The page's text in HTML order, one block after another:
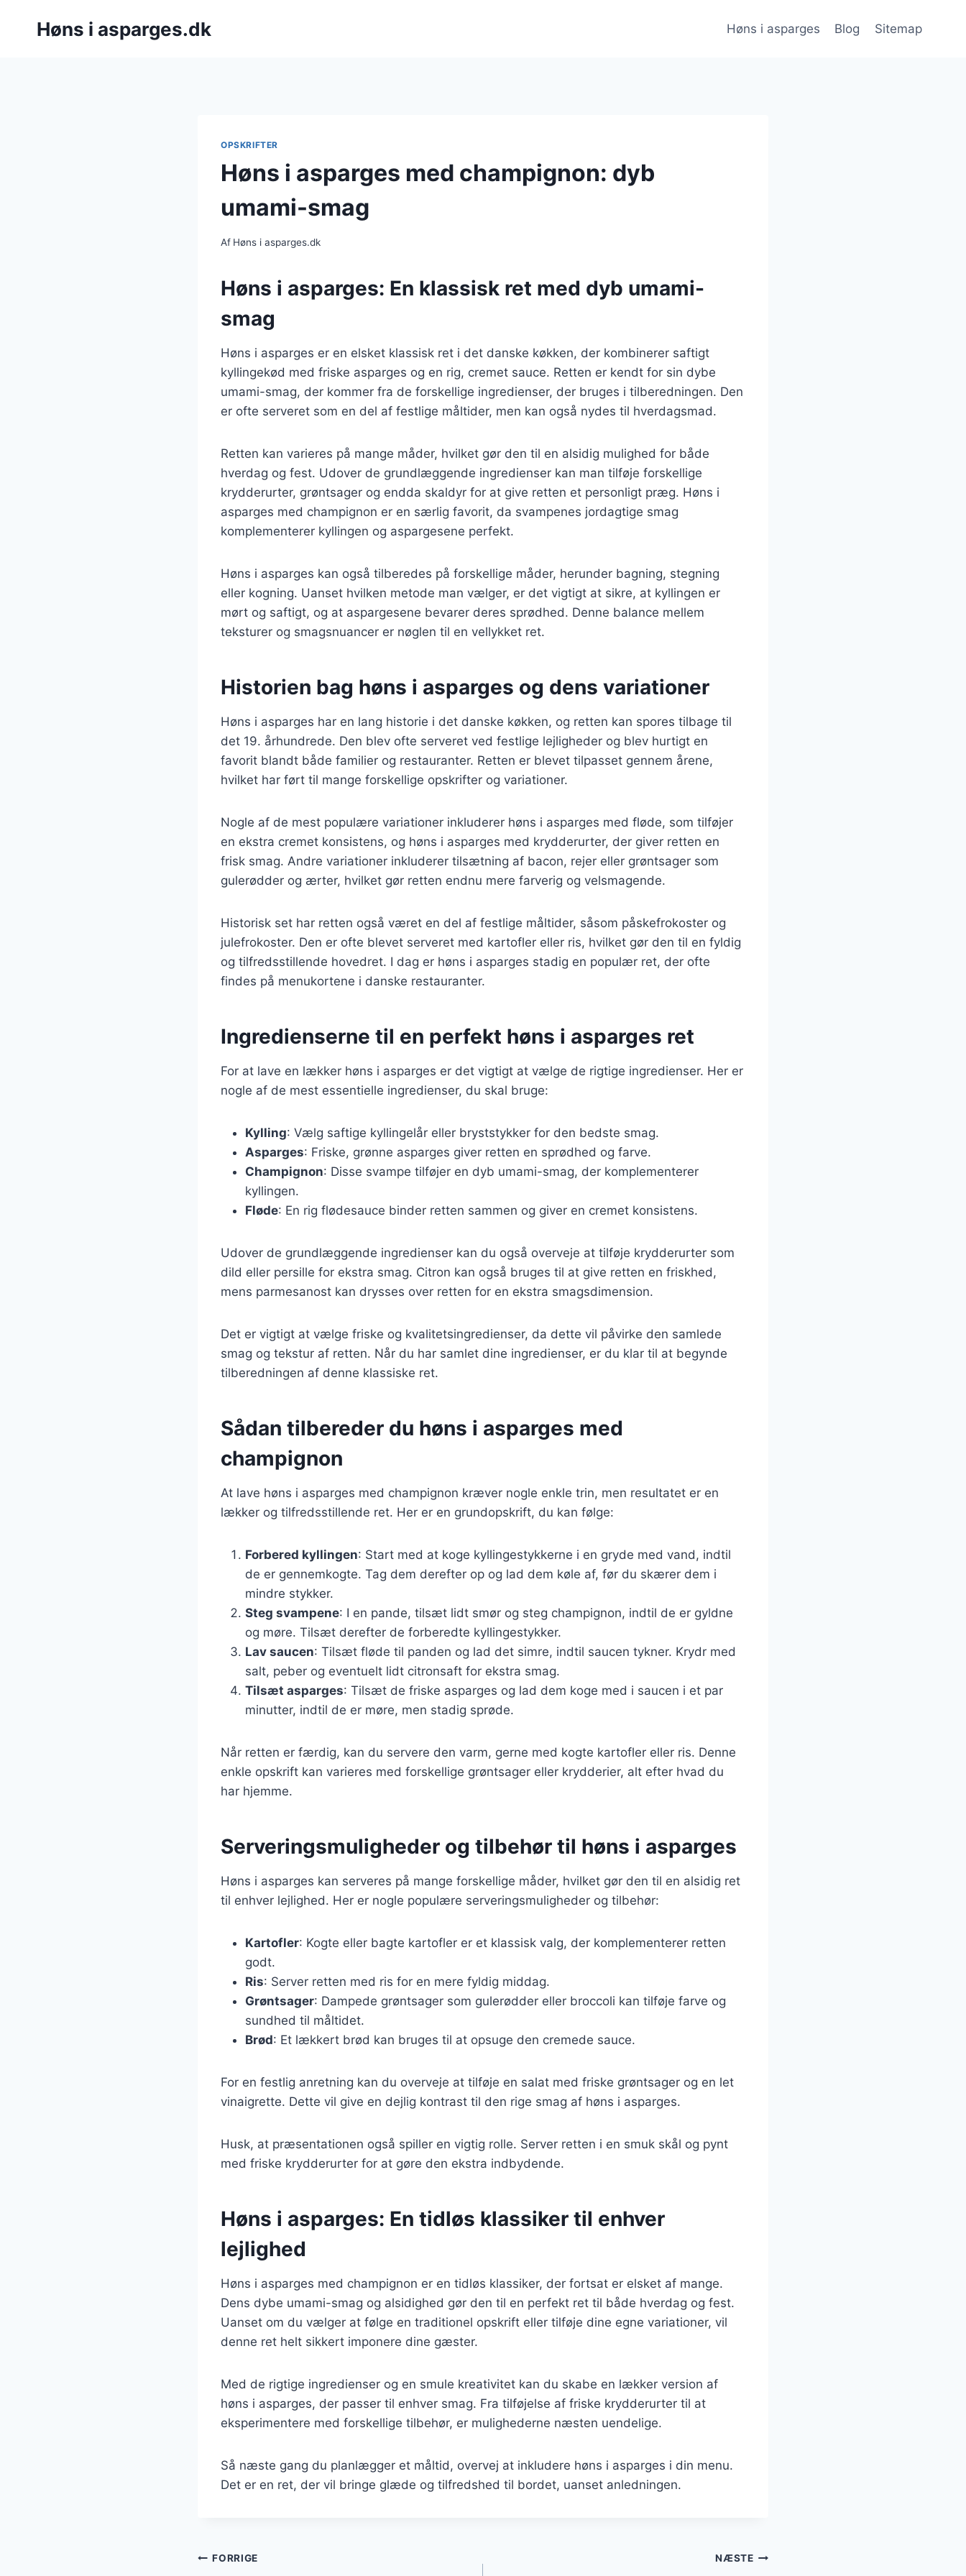
Høns i asparges.dk Høns i asparges Blog Sitemap
OPSKRIFTER
Høns i asparges med champignon: dyb
umami-smag
Af Høns i asparges.dk
Høns i asparges: En klassisk ret med dyb umami-
smag
Høns i asparges er en elsket klassisk ret i det danske køkken, der kombinerer saftigt
kyllingekød med friske asparges og en rig, cremet sauce. Retten er kendt for sin dybe
umami-smag, der kommer fra de forskellige ingredienser, der bruges i tilberedningen. Den
er ofte serveret som en del af festlige måltider, men kan også nydes til hverdagsmad.
Retten kan varieres på mange måder, hvilket gør den til en alsidig mulighed for både
hverdag og fest. Udover de grundlæggende ingredienser kan man tilføje forskellige
krydderurter, grøntsager og endda skaldyr for at give retten et personligt præg. Høns i
asparges med champignon er en særlig favorit, da svampenes jordagtige smag
komplementerer kyllingen og aspargesene perfekt.
Høns i asparges kan også tilberedes på forskellige måder, herunder bagning, stegning
eller kogning. Uanset hvilken metode man vælger, er det vigtigt at sikre, at kyllingen er
mørt og saftigt, og at aspargesene bevarer deres sprødhed. Denne balance mellem
teksturer og smagsnuancer er nøglen til en vellykket ret.
Historien bag høns i asparges og dens variationer
Høns i asparges har en lang historie i det danske køkken, og retten kan spores tilbage til
det 19. århundrede. Den blev ofte serveret ved festlige lejligheder og blev hurtigt en
favorit blandt både familier og restauranter. Retten er blevet tilpasset gennem årene,
hvilket har ført til mange forskellige opskrifter og variationer.
Nogle af de mest populære variationer inkluderer høns i asparges med fløde, som tilføjer
en ekstra cremet konsistens, og høns i asparges med krydderurter, der giver retten en
frisk smag. Andre variationer inkluderer tilsætning af bacon, rejer eller grøntsager som
gulerødder og ærter, hvilket gør retten endnu mere farverig og velsmagende.
Historisk set har retten også været en del af festlige måltider, såsom påskefrokoster og
julefrokoster. Den er ofte blevet serveret med kartofler eller ris, hvilket gør den til en fyldig
og tilfredsstillende hovedret. I dag er høns i asparges stadig en populær ret, der ofte
findes på menukortene i danske restauranter.
Ingredienserne til en perfekt høns i asparges ret
For at lave en lækker høns i asparges er det vigtigt at vælge de rigtige ingredienser. Her er
nogle af de mest essentielle ingredienser, du skal bruge:
Kylling: Vælg saftige kyllingelår eller bryststykker for den bedste smag.
Asparges: Friske, grønne asparges giver retten en sprødhed og farve.
Champignon: Disse svampe tilføjer en dyb umami-smag, der komplementerer
kyllingen.
Fløde: En rig flødesauce binder retten sammen og giver en cremet konsistens.
Udover de grundlæggende ingredienser kan du også overveje at tilføje krydderurter som
dild eller persille for ekstra smag. Citron kan også bruges til at give retten en friskhed,
mens parmesanost kan drysses over retten for en ekstra smagsdimension.
Det er vigtigt at vælge friske og kvalitetsingredienser, da dette vil påvirke den samlede
smag og tekstur af retten. Når du har samlet dine ingredienser, er du klar til at begynde
tilberedningen af denne klassiske ret.
Sådan tilbereder du høns i asparges med
champignon
At lave høns i asparges med champignon kræver nogle enkle trin, men resultatet er en
lækker og tilfredsstillende ret. Her er en grundopskrift, du kan følge:
Forbered kyllingen: Start med at koge kyllingestykkerne i en gryde med vand, indtil
de er gennemkogte. Tag dem derefter op og lad dem køle af, før du skærer dem i
mindre stykker.
Steg svampene: I en pande, tilsæt lidt smør og steg champignon, indtil de er gyldne
og møre. Tilsæt derefter de forberedte kyllingestykker.
Lav saucen: Tilsæt fløde til panden og lad det simre, indtil saucen tykner. Krydr med
salt, peber og eventuelt lidt citronsaft for ekstra smag.
Tilsæt asparges: Tilsæt de friske asparges og lad dem koge med i saucen i et par
minutter, indtil de er møre, men stadig sprøde.
Når retten er færdig, kan du servere den varm, gerne med kogte kartofler eller ris. Denne
enkle opskrift kan varieres med forskellige grøntsager eller krydderier, alt efter hvad du
har hjemme.
Serveringsmuligheder og tilbehør til høns i asparges
Høns i asparges kan serveres på mange forskellige måder, hvilket gør den til en alsidig ret
til enhver lejlighed. Her er nogle populære serveringsmuligheder og tilbehør:
Kartofler: Kogte eller bagte kartofler er et klassisk valg, der komplementerer retten
godt.
Ris: Server retten med ris for en mere fyldig middag.
Grøntsager: Dampede grøntsager som gulerødder eller broccoli kan tilføje farve og
sundhed til måltidet.
Brød: Et lækkert brød kan bruges til at opsuge den cremede sauce.
For en festlig anretning kan du overveje at tilføje en salat med friske grøntsager og en let
vinaigrette. Dette vil give en dejlig kontrast til den rige smag af høns i asparges.
Husk, at præsentationen også spiller en vigtig rolle. Server retten i en smuk skål og pynt
med friske krydderurter for at gøre den ekstra indbydende.
Høns i asparges: En tidløs klassiker til enhver
lejlighed
Høns i asparges med champignon er en tidløs klassiker, der fortsat er elsket af mange.
Dens dybe umami-smag og alsidighed gør den til en perfekt ret til både hverdag og fest.
Uanset om du vælger at følge en traditionel opskrift eller tilføje dine egne variationer, vil
denne ret helt sikkert imponere dine gæster.
Med de rigtige ingredienser og en smule kreativitet kan du skabe en lækker version af
høns i asparges, der passer til enhver smag. Fra tilføjelse af friske krydderurter til at
eksperimentere med forskellige tilbehør, er mulighederne næsten uendelige.
Så næste gang du planlægger et måltid, overvej at inkludere høns i asparges i din menu.
Det er en ret, der vil bringe glæde og tilfredshed til bordet, uanset anledningen.
Indlægsnavigation
FORRIGE NÆSTE